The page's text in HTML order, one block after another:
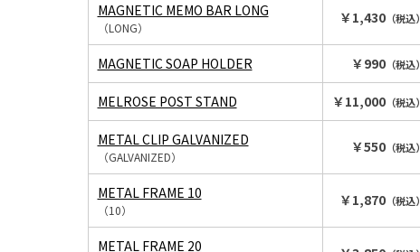
MAGNETIC MEMO BAR LONG
（LONG）
￥1,430（税込）
MAGNETIC SOAP HOLDER ￥990（税込）
MELROSE POST STAND ￥11,000（税込）
METAL CLIP GALVANIZED
（GALVANIZED）
￥550（税込）
METAL FRAME 10
（10）
￥1,870（税込）
METAL FRAME 20